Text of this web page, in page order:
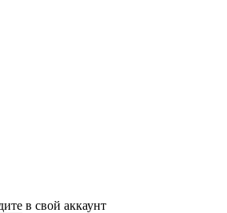
в свой аккаунт